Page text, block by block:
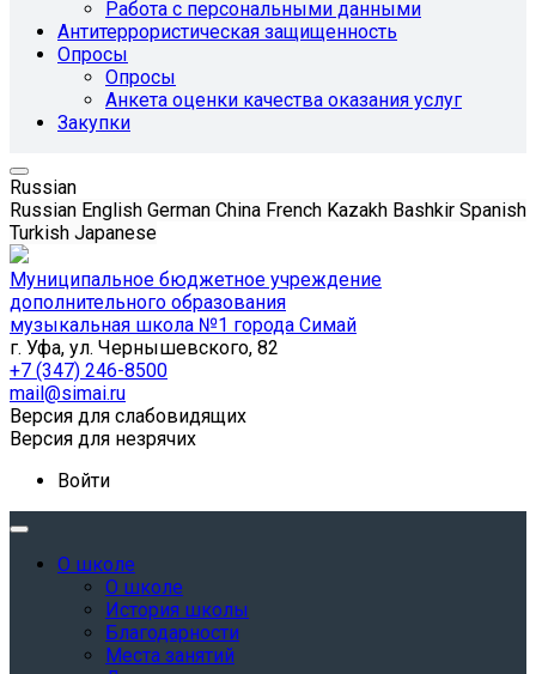
Работа с персональными данными
Антитеррористическая защищенность
Опросы
Опросы
Анкета оценки качества оказания услуг
Закупки
Russian
Russian English German China French Kazakh Bashkir Spanish
Turkish Japanese
Муниципальное бюджетное учреждение
дополнительного образования
музыкальная школа №1 города Симай
г. Уфа, ул. Чернышевского, 82
+7 (347) 246-8500
mail@simai.ru
Версия для слабовидящих
Версия для незрячих
Войти
О школе
О школе
История школы
Благодарности
Места занятий